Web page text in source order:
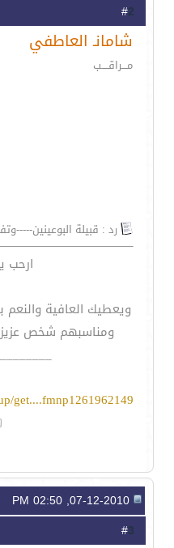
2
شامانـ العاطفي
مـــراقــــب
رد : قبيلة البوعينين-----
ارحب
ويعطيك العافية والنعم
ومناسبهم شخص عزيز
get....fmnp1261962149
3